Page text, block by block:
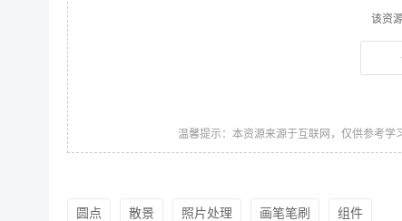
该资
温馨提示：本资源来源于互联网，仅供参考
圆点 散景 照片处理 画笔笔刷 组件